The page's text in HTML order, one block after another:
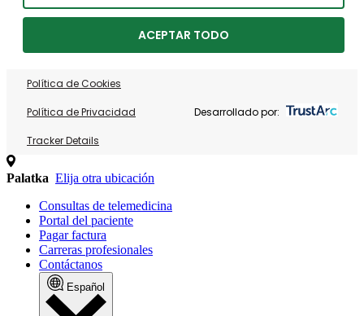
ACEPTAR TODO
Política de Cookies
Política de Privacidad
Tracker Details
Desarrollado por:
Palatka Elija otra ubicación
Consultas de telemedicina
Portal del paciente
Pagar factura
Carreras profesionales
Contáctanos
Español